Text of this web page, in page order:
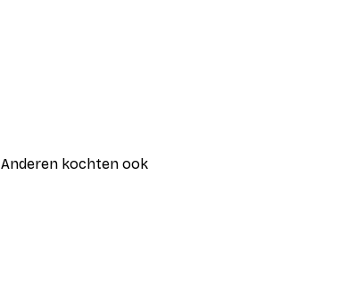
Anderen kochten ook